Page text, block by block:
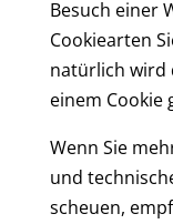
Besuch einer
Cookiearten
natürlich wird
einem Cookie
Wenn Sie
und
scheuen,